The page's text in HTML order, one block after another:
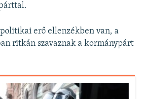
erő ellenzékben van, a
ritkán szavaznak a kormánypárt